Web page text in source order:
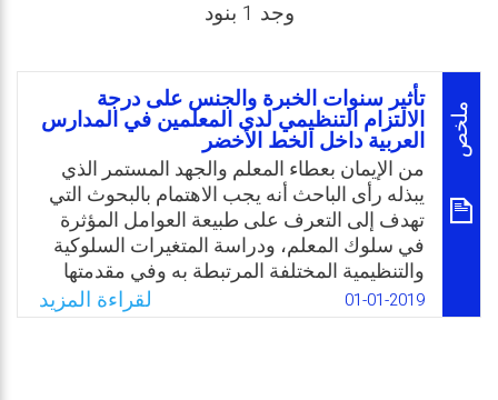
وجد 1 بنود
ملخص
تأثير سنوات الخبرة والجنس على درجة
الالتزام التنظيمي لدى المعلمين في المدارس
العربية داخل الخط الأخضر
من الإيمان بعطاء المعلم والجهد المستمر الذي
يبذله رأى الباحث أنه يجب الاهتمام بالبحوث التي
تهدف إلى التعرف على طبيعة العوامل المؤثرة
في سلوك المعلم، ودراسة المتغيرات السلوكية
والتنظيمية المختلفة المرتبطة به وفي مقدمتها
الالتزام التنظيمي الذي يؤثر على كل من المعلم
والمؤسسة التعليمية التي ينتمي إليها. لاحظ
01-01-2019 لقراءة المزيد